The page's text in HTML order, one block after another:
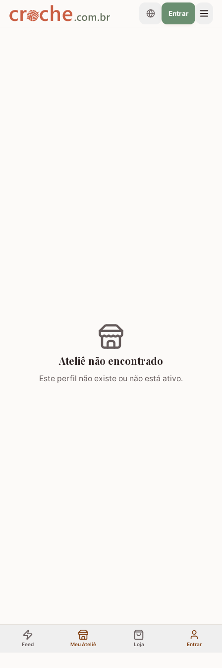
Entrar
Ateliê não encontrado
Este perfil não existe ou não está ativo.
Feed Meu Ateliê Loja Entrar